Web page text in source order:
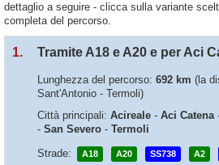
dettaglio a seguire - clicca sulla variante
completa del percorso.
1. Tramite A18 e A20 e per Aci
Lunghezza del percorso: 692 km (la
Sant'Antonio - Termoli)
Città principali: Acireale - Aci Catena
- San Severo - Termoli
Strade:
A18 A20 SS738 A2